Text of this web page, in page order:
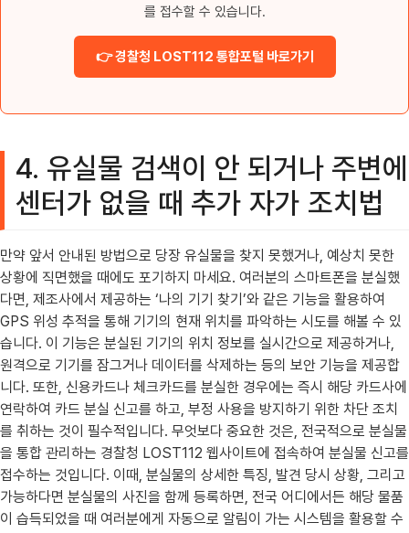
를 접수할 수 있습니다.
👉 경찰청 LOST112 통합포털 바로가기
4. 유실물 검색이 안 되거나 주변에
센터가 없을 때 추가 자가 조치법
만약 앞서 안내된 방법으로 당장 유실물을 찾지 못했거나, 예상치 못한
상황에 직면했을 때에도 포기하지 마세요. 여러분의 스마트폰을 분실했
다면, 제조사에서 제공하는 ‘나의 기기 찾기’와 같은 기능을 활용하여
GPS 위성 추적을 통해 기기의 현재 위치를 파악하는 시도를 해볼 수 있
습니다. 이 기능은 분실된 기기의 위치 정보를 실시간으로 제공하거나,
원격으로 기기를 잠그거나 데이터를 삭제하는 등의 보안 기능을 제공합
니다. 또한, 신용카드나 체크카드를 분실한 경우에는 즉시 해당 카드사에
연락하여 카드 분실 신고를 하고, 부정 사용을 방지하기 위한 차단 조치
를 취하는 것이 필수적입니다. 무엇보다 중요한 것은, 전국적으로 분실물
을 통합 관리하는 경찰청 LOST112 웹사이트에 접속하여 분실물 신고를
접수하는 것입니다. 이때, 분실물의 상세한 특징, 발견 당시 상황, 그리고
가능하다면 분실물의 사진을 함께 등록하면, 전국 어디에서든 해당 물품
이 습득되었을 때 여러분에게 자동으로 알림이 가는 시스템을 활용할 수